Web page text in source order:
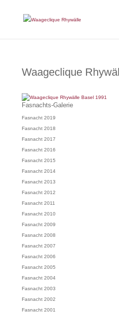
Waageclique
Fasnachts-Galerie
Fasnacht 2019
Fasnacht 2018
Fasnacht 2017
Fasnacht 2016
Fasnacht 2015
Fasnacht 2014
Fasnacht 2013
Fasnacht 2012
Fasnacht 2011
Fasnacht 2010
Fasnacht 2009
Fasnacht 2008
Fasnacht 2007
Fasnacht 2006
Fasnacht 2005
Fasnacht 2004
Fasnacht 2003
Fasnacht 2002
Fasnacht 2001